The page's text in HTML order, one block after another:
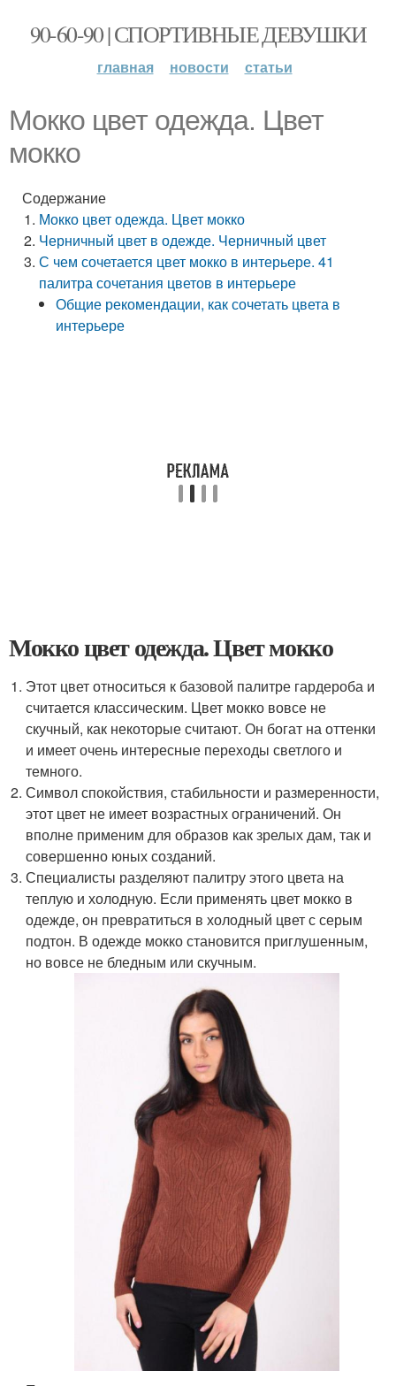
90-60-90 | СПОРТИВНЫЕ ДЕВУШКИ
главная новости статьи
Мокко цвет одежда. Цвет
мокко
Содержание
Мокко цвет одежда. Цвет мокко
Черничный цвет в одежде. Черничный цвет
С чем сочетается цвет мокко в интерьере. 41
палитра сочетания цветов в интерьере
Общие рекомендации, как сочетать цвета в
интерьере
Мокко цвет одежда. Цвет мокко
Этот цвет относиться к базовой палитре гардероба и
считается классическим. Цвет мокко вовсе не
скучный, как некоторые считают. Он богат на оттенки
и имеет очень интересные переходы светлого и
темного.
Символ спокойствия, стабильности и размеренности,
этот цвет не имеет возрастных ограничений. Он
вполне применим для образов как зрелых дам, так и
совершенно юных созданий.
Специалисты разделяют палитру этого цвета на
теплую и холодную. Если применять цвет мокко в
одежде, он превратиться в холодный цвет с серым
подтон. В одежде мокко становится приглушенным,
но вовсе не бледным или скучным.